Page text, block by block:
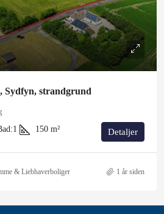
Sydfyn, strandgrund
1 150 m² Detaljer
& Liebhaverboliger 1 år siden